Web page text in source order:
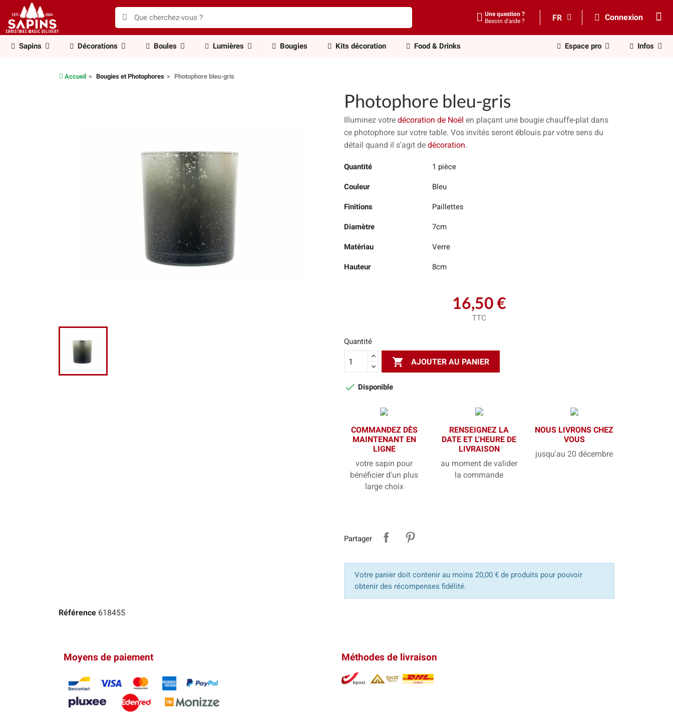
Une question ?
Besoin d'aide ?
FR Connexion
Sapins Décorations Boules Lumières Bougies Kits décoration Food & Drinks Espace pro Infos
Accueil Bougies et Photophores Photophore bleu-gris
Photophore bleu-gris
Illuminez votre décoration de Noël en plaçant une bougie chauffe-plat dans
ce photophore sur votre table. Vos invités seront éblouis par votre sens du
détail quand il s'agit de décoration.
Quantité 1 pièce
Couleur Bleu
Finitions Paillettes
Diamètre 7cm
Matériau Verre
Hauteur 8cm
16,50 €
TTC
Quantité
 AJOUTER AU PANIER
 Disponible
COMMANDEZ DÈS
MAINTENANT EN
LIGNE
votre sapin pour
bénéficier d'un plus
large choix
RENSEIGNEZ LA
DATE ET L'HEURE DE
LIVRAISON
au moment de valider
la commande
NOUS LIVRONS CHEZ
VOUS
jusqu'au 20 décembre
Partager
Votre panier doit contenir au moins 20,00 € de produits pour pouvoir
obtenir des récompenses fidélité.
Référence 618455
Moyens de paiement Méthodes de livraison